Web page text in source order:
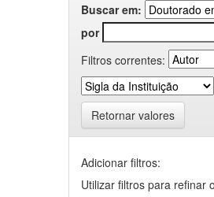
Buscar em:
por
Filtros correntes:
Retornar valores
Adicionar filtros:
Utilizar filtros para refinar